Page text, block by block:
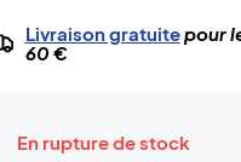
Livraison gratuitepour
60 €
En rupture de stock